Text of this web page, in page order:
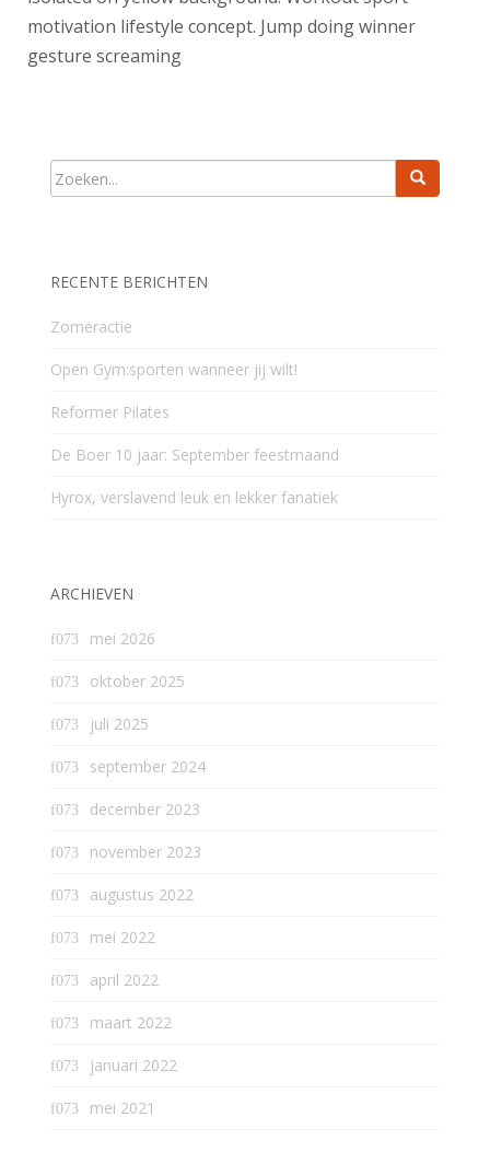
motivation lifestyle concept. Jump doing winner
gesture screaming
RECENTE BERICHTEN
Zomeractie
Open Gym:sporten wanneer jij wilt!
Reformer Pilates
De Boer 10 jaar: September feestmaand
Hyrox, verslavend leuk en lekker fanatiek
ARCHIEVEN
mei 2026
oktober 2025
juli 2025
september 2024
december 2023
november 2023
augustus 2022
mei 2022
april 2022
maart 2022
januari 2022
mei 2021